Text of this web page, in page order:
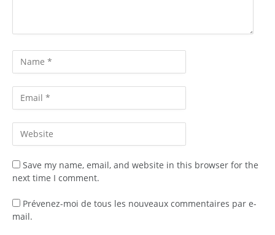
Save my name, email, and website in this browser for the
next time I comment.
Prévenez-moi de tous les nouveaux commentaires par e-
mail.